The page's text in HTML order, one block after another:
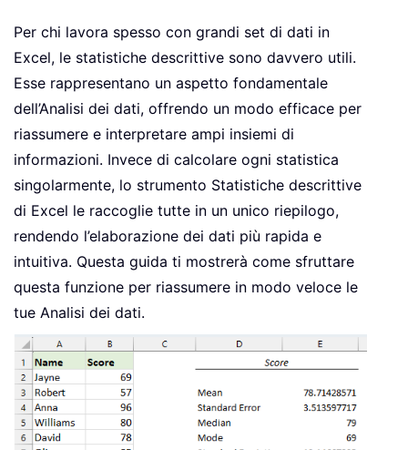
Per chi lavora spesso con grandi set di dati in
Excel, le statistiche descrittive sono davvero utili.
Esse rappresentano un aspetto fondamentale
dell’Analisi dei dati, offrendo un modo efficace per
riassumere e interpretare ampi insiemi di
informazioni. Invece di calcolare ogni statistica
singolarmente, lo strumento Statistiche descrittive
di Excel le raccoglie tutte in un unico riepilogo,
rendendo l’elaborazione dei dati più rapida e
intuitiva. Questa guida ti mostrerà come sfruttare
questa funzione per riassumere in modo veloce le
tue Analisi dei dati.